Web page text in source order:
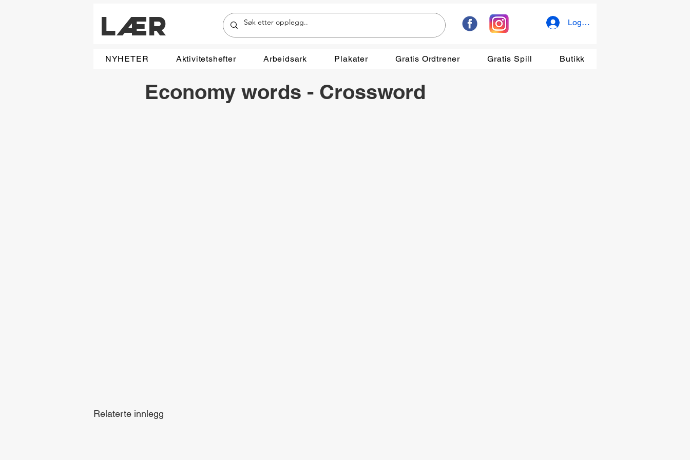
LÆR Logg inn
NYHETER Aktivitetshefter Arbeidsark Plakater Gratis Ordtrener Gratis Spill Butikk
Economy words - Crossword
Relaterte innlegg